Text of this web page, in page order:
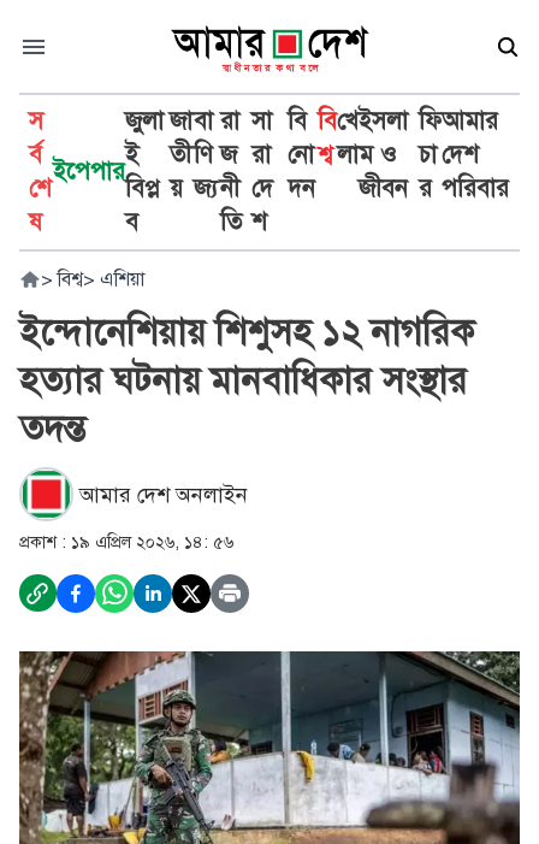
স
র্ব
শে
ষ
ইপেপার
জুলা
ই
বিপ্ল
ব
জা
তী
য়
বা
ণি
জ্য
রা
জ
নী
তি
সা
রা
দে
শ
বি
নো
দন
বি
শ্ব
খে
লা
ইসলা
ম ও
জীবন
ফি
চা
র
আমার
দেশ
পরিবার
> বিশ্ব> এশিয়া
ইন্দোনেশিয়ায় শিশুসহ ১২ নাগরিক
হত্যার ঘটনায় মানবাধিকার সংস্থার
তদন্ত
আমার দেশ অনলাইন
প্রকাশ : ১৯ এপ্রিল ২০২৬, ১৪: ৫৬